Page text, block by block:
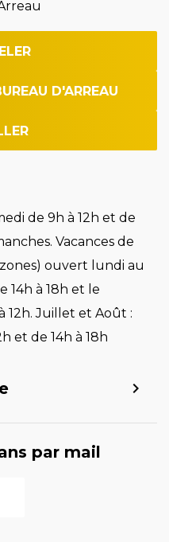
D'ARREAU
de 9h à 12h et de
Vacances de
ouvert lundi au
14h à 18h et le
12h. Juillet et Août :
et de 14h à 18h
par mail